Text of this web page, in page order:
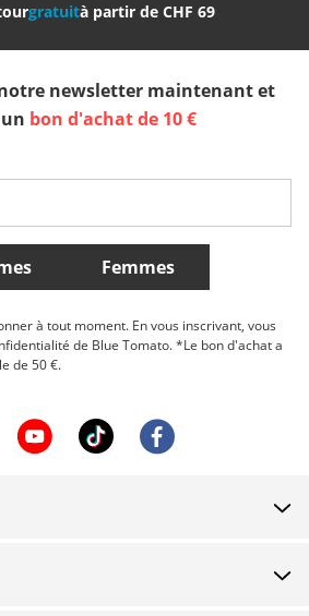
Slovenija België (Nederlands)
Danmark Norge
Plus de Pays
gratuità partir de CHF 69
newsletter maintenant et
bon d'achat de 10 €
Femmes
à tout moment. En vous inscrivant, vous
de Blue Tomato. *Le bon d'achat a
de 50 €.